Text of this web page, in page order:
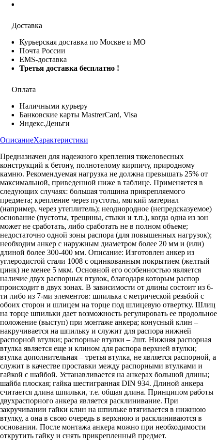
Доставка
Курьерская доставка по Москве и МО
Почта России
EMS-доставка
Третья доставка бесплатно !
Оплата
Наличными курьеру
Банковские карты MastrerCard, Visa
Яндекс.Деньги
ОписаниеХарактеристики
Предназначен для надежного крепления тяжеловесных
конструкций к бетону, полнотелому кирпичу, природному
камню. Рекомендуемая нагрузка не должна превышать 25% от
максимальной, приведенной ниже в таблице. Применяется в
следующих случаях: большая толщина прикрепляемого
предмета; крепление через пустоты, мягкий материал
(например, через утеплитель); неоднородное (непредсказуемое)
основание (пустоты, трещины, стыки и т.п.), когда одна из зон
может не сработать, либо сработать не в полном объеме;
недостаточно одной зоны распора (для повышенных нагрузок);
необходим анкер с наружным диаметром более 20 мм и (или)
длиной более 300-400 мм. Описание: Изготовлен анкер из
углеродистой стали 1008 с оцинкованным покрытием (желтый
цинк) не менее 5 мкм. Основной его особенностью является
наличие двух распорных втулок, благодаря которым распор
происходит в двух зонах. В зависимости от длины состоит из 6-
ти либо из 7-ми элементов: шпилька с метрической резьбой с
обоих сторон и шлицем на торце под шлицевую отвертку. Шлиц
на торце шпильки дает возможность регулировать ее продольное
положение (выступ) при монтаже анкера; конусный клин –
накручивается на шпильку и служит для распора нижней
распорной втулки; распорные втулки – 2шт. Нижняя распорная
втулка является еще и клином для распора верхней втулки;
втулка дополнительная – третья втулка, не является распорной, а
служит в качестве проставки между распорными втулками и
гайкой с шайбой. Устанавливается на анкерах большой длины;
шайба плоская; гайка шестигранная DIN 934. Длиной анкера
считается длина шпильки, т.е. общая длина. Принципом работы
двухраспорного анкера является расклинивание. При
закручивании гайки клин на шпильке втягивается в нижнюю
втулку, а она в свою очередь в верхнюю и расклиниваются в
основании. После монтажа анкера можно при необходимости
открутить гайку и снять прикрепленный предмет.